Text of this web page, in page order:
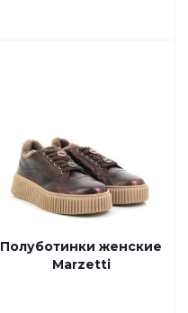
Полуботинки женские
Marzetti